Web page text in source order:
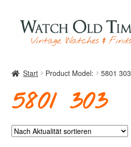
Zur
Navigation
springen
Zum
Inhalt
springen
Uhren
Start Product Model: 5801 303
5801 303